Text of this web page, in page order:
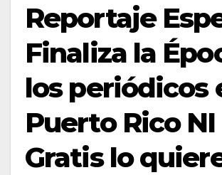
Reportaje
Finaliza la
los periódicos
Puerto Rico NI
Gratis lo